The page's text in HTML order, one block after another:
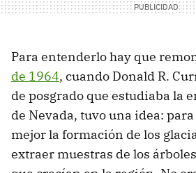
Para entenderlo hay que
de 1964, cuando Donald R.
de posgrado que estudiaba la
de Nevada, tuvo una idea:
mejor la formación de los
extraer muestras de los